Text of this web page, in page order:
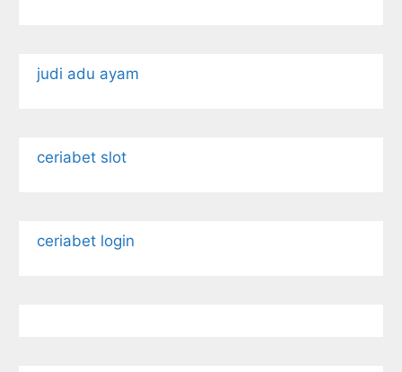
judi adu ayam
ceriabet slot
ceriabet login